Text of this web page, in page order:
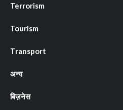
Terrorism
Tourism
Transport
अन्य
बिज़नेस